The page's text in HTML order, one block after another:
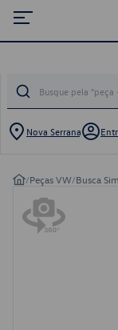
Nova Serrana
/Peças VW/Busca